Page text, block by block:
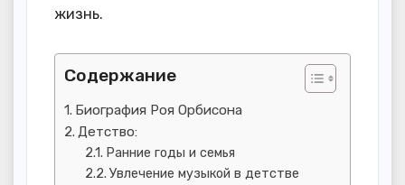
жизнь.
Содержание
Биография Роя Орбисона
Детство:
Ранние годы и семья
Увлечение музыкой в детстве